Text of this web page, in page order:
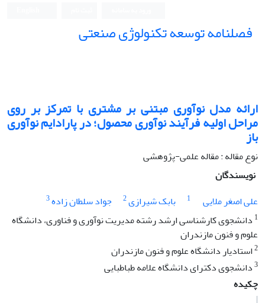
فصلنامه توسعه تکنولوژی صنعتی
ارائه مدل نوآوری مبتنی بر مشتری با تمرکز بر روی
مراحل اولیه فرآیند نوآوری محصول؛ در پارادایم نوآوری
باز
نوع مقاله : مقاله علمی-پژوهشی
نویسندگان
علی اصغر ملایی
1 بابک شیرازی2 جواد سلطان زاده3
1 دانشجوی کارشناسی ارشد رشته مدیریت نوآوری و فناوری، دانشگاه
علوم و فنون مازندران
2استادیار دانشگاه علوم و فنون مازندران
3دانشجوی دکترای دانشگاه علامه طباطبایی
چکیده